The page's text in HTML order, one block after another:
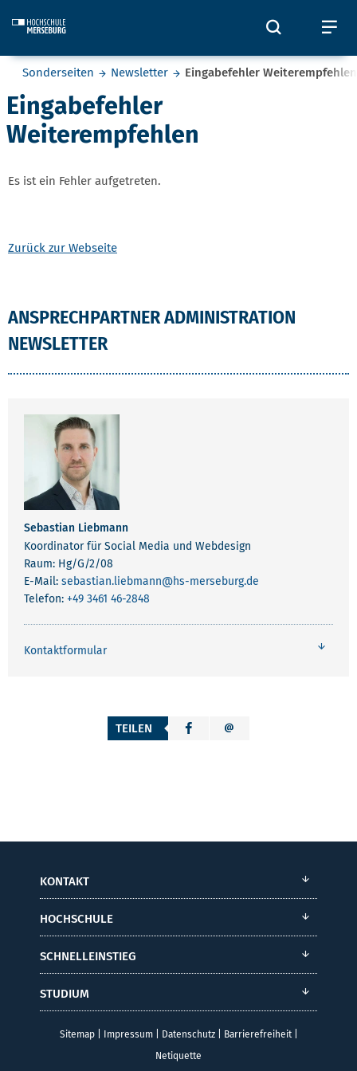
Öffnet
Sie befinden sich hier:
Sonderseiten Newsletter Eingabefehler Weiterempfehlen
Eingabefehler
Weiterempfehlen
Es ist ein Fehler aufgetreten.
Zurück zur Webseite
ANSPRECHPARTNER ADMINISTRATION
NEWSLETTER
Sebastian Liebmann
Koordinator für Social Media und Webdesign
Raum: Hg/G/2/08
E-Mail: sebastian.liebmann@hs-merseburg.de
Telefon: +49 3461 46-2848
Kontaktformular
TEILEN
KONTAKT
HOCHSCHULE
SCHNELLEINSTIEG
STUDIUM
Sitemap| Impressum| Datenschutz| Barrierefreiheit|
Netiquette